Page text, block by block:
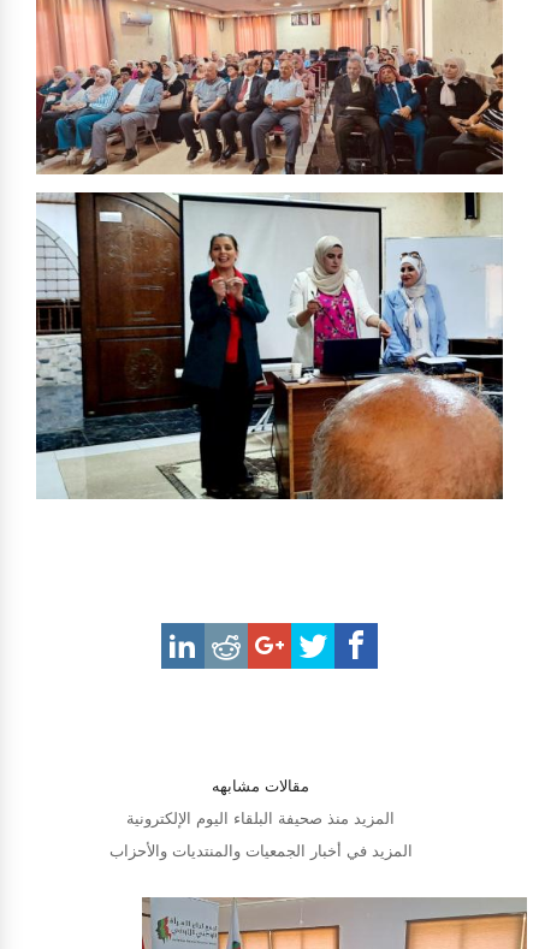
مقالات مشابهه
المزيد منذ صحيفة البلقاء اليوم الإلكترونية
المزيد في أخبار الجمعيات والمنتديات والأحزاب